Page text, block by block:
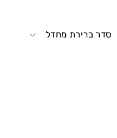
סדר ברירת מחדל